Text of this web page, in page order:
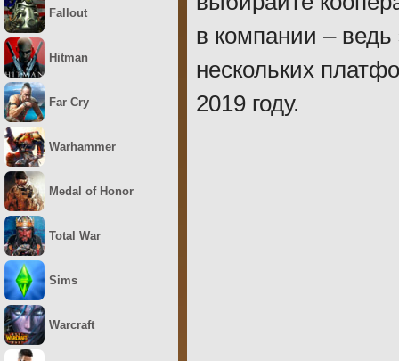
в компании –
нескольких
2019 году.
Fallout
Hitman
Far Cry
Warhammer
Medal of Honor
Total War
Sims
Warcraft